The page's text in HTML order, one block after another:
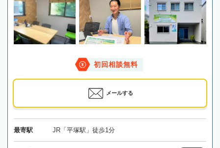
初回相談無料
メールする
最寄駅 JR「平塚駅」徒歩1分